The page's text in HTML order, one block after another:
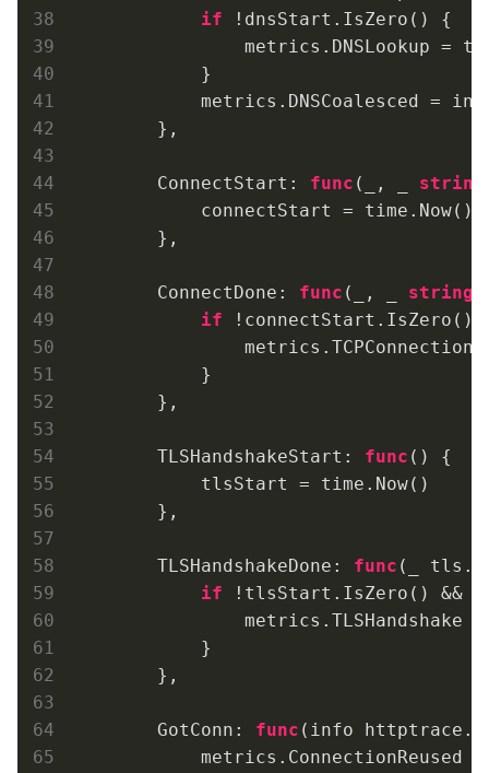
if !dnsStart.IsZero() {
metrics.DNSLookup =
            }
metrics.DNSCoalesced =
        },
        ConnectStart:
func (_, _ string
            connectStart = time.Now()
        },
        ConnectDone:
func (_, _ string
if !connectStart.IsZero()
metrics.TCPConnection
            }
        },
        TLSHandshakeStart:
func ()
{
            tlsStart = time.Now()
        },
        TLSHandshakeDone:
func (_
if !tlsStart.IsZero() &&
metrics.TLSHandshake
            }
        },
        GotConn:
func (info
metrics.ConnectionReused